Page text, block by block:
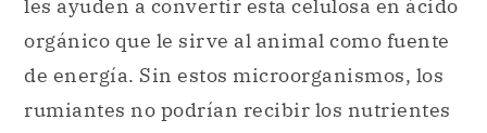
que necesitan, y viceversa.
Citar este artículo